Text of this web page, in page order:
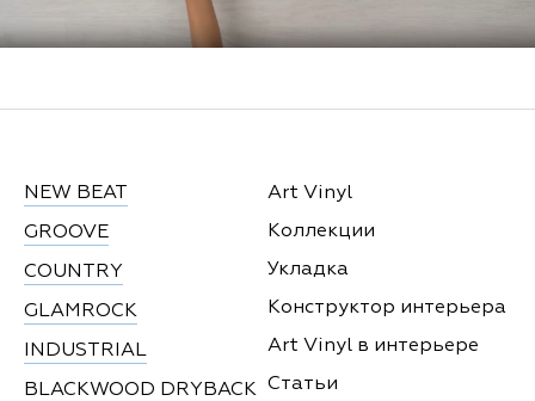
NEW BEAT
GROOVE
COUNTRY
GLAMROCK
INDUSTRIAL
BLACKWOOD DRYBACK
Art Vinyl
Коллекции
Укладка
Конструктор интерьера
Art Vinyl в интерьере
Статьи